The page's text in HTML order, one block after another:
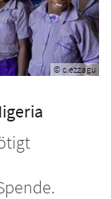
© c.ezzagu